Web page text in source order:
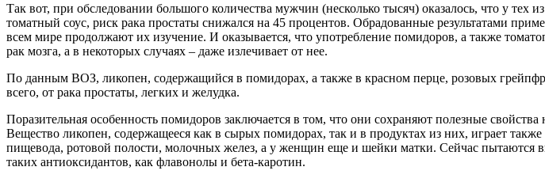
Так вот, при обследовании большого количества мужчин (несколько тысяч) оказалось, что у
томатный соус, риск рака простаты снижался на 45 процентов. Обрадованные результатами
всем мире продолжают их изучение. И оказывается, что употребление помидоров, а также
рак мозга, а в некоторых случаях – даже излечивает от нее.
По данным ВОЗ, ликопен, содержащийся в помидорах, а также в красном перце, розовых
всего, от рака простаты, легких и желудка.
Поразительная особенность помидоров заключается в том, что они сохраняют полезные
Вещество ликопен, содержащееся как в сырых помидорах, так и в продуктах из них, играет
пищевода, ротовой полости, молочных желез, а у женщин еще и шейки матки. Сейчас пытаются
таких антиоксидантов, как флавонолы и бета-каротин.